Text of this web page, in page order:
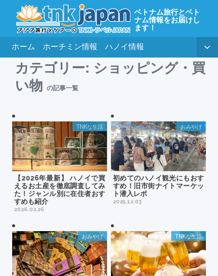
ベトナム旅行とベト
ナム情報をお届けし
ます！
ホーム ホーチミン情報 ハノイ情報
カテゴリー: ショッピング・買
い物 の記事一覧
【2026年最新】 ハノイで買
えるお土産を徹底調査してみ
た！ジャンル別に在住者おす
すめも紹介
2026.02.26
TNKな生活
初めてのハノイ観光にもおす
すめ！旧市街ナイトマーケッ
ト潜入レポ
2025.12.03
おみやげ
おみやげ TNKな生活